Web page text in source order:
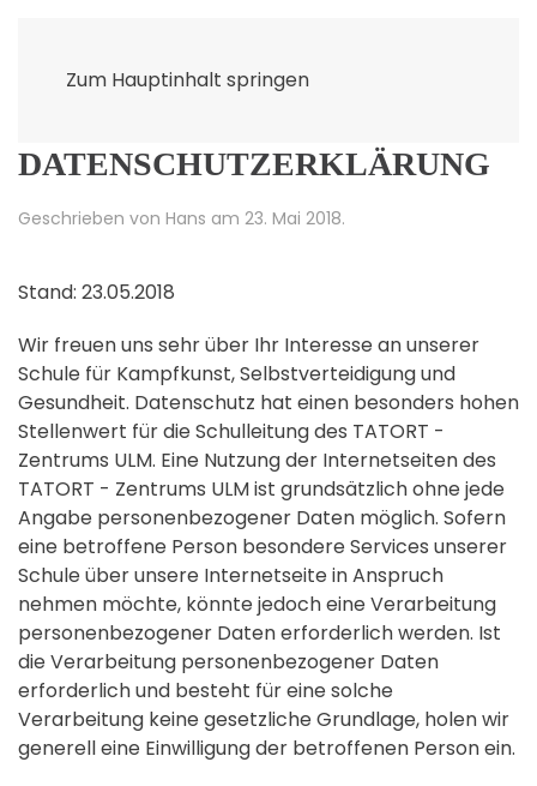
Zum Hauptinhalt springen
DATENSCHUTZERKLÄRUNG
Geschrieben von Hans am 23. Mai 2018.
Stand: 23.05.2018
Wir freuen uns sehr über Ihr Interesse an unserer
Schule für Kampfkunst, Selbstverteidigung und
Gesundheit. Datenschutz hat einen besonders hohen
Stellenwert für die Schulleitung des TATORT -
Zentrums ULM. Eine Nutzung der Internetseiten des
TATORT - Zentrums ULM ist grundsätzlich ohne jede
Angabe personenbezogener Daten möglich. Sofern
eine betroffene Person besondere Services unserer
Schule über unsere Internetseite in Anspruch
nehmen möchte, könnte jedoch eine Verarbeitung
personenbezogener Daten erforderlich werden. Ist
die Verarbeitung personenbezogener Daten
erforderlich und besteht für eine solche
Verarbeitung keine gesetzliche Grundlage, holen wir
generell eine Einwilligung der betroffenen Person ein.